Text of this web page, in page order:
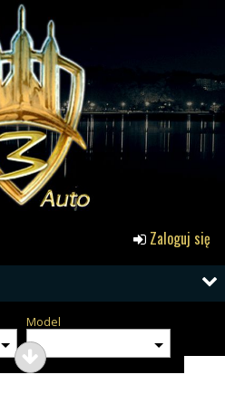
Zaloguj się
Model